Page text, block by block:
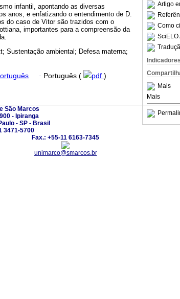
Artigo
Como
SciELO
Indicadores
Mais
Mais
infantil, apontando as diversas
anos, e enfatizando o entendimento de D.
do caso de Vitor são trazidos com o
importantes para a compreensão da
Sustentação ambiental; Defesa materna;
· Português ( pdf )
São Marcos
- Ipiranga
- SP - Brasil
3471-5700
Fax.: +55-11 6163-7345
unimarco@smarcos.br